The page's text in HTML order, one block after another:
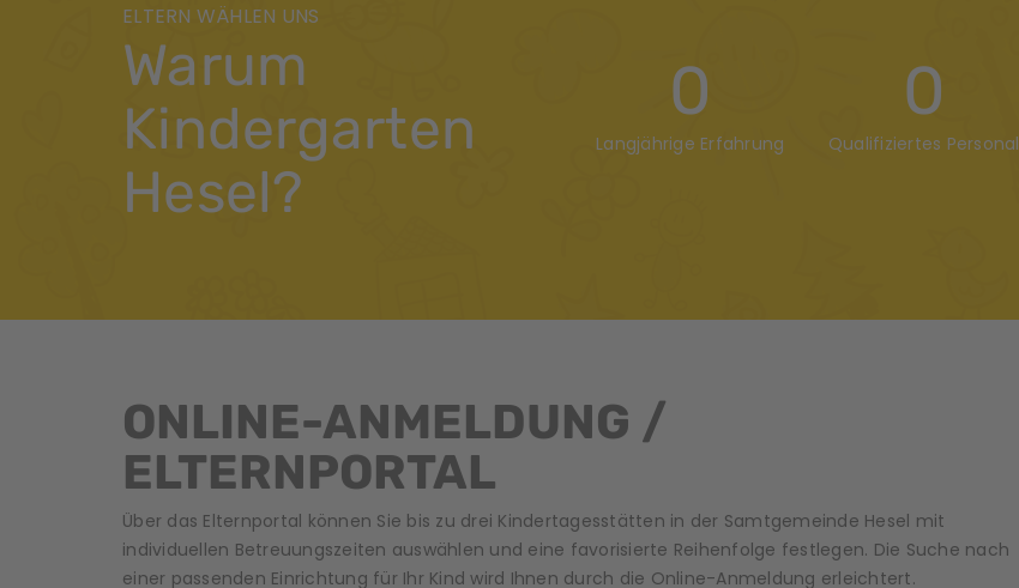
ELTERN WÄHLEN UNS
Warum
Kindergarten
Hesel?
0
Langjährige Erfahrung
0
Qualifiziertes Personal
ONLINE-ANMELDUNG /
ELTERNPORTAL
Über das Elternportal können Sie bis zu drei Kindertagesstätten in der Samtgemeinde Hesel mit
individuellen Betreuungszeiten auswählen und eine favorisierte Reihenfolge festlegen. Die Suche nach
einer passenden Einrichtung für Ihr Kind wird Ihnen durch die Online-Anmeldung erleichtert.